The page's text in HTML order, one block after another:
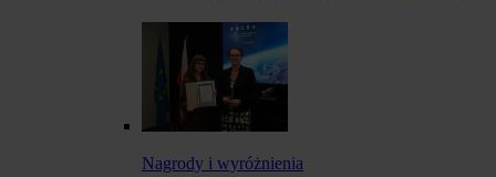
Nagrody i wyróżnienia